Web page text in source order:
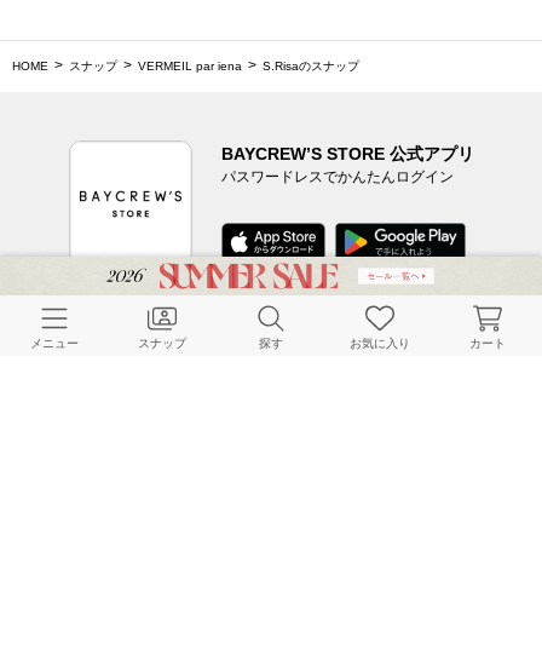
HOME スナップ VERMEIL par iena S.Risaのスナップ
BAYCREW’S STORE 公式アプリ
パスワードレスでかんたんログイン
CUSTOMER SERVICE
メニュー スナップ 探す お気に入り カート